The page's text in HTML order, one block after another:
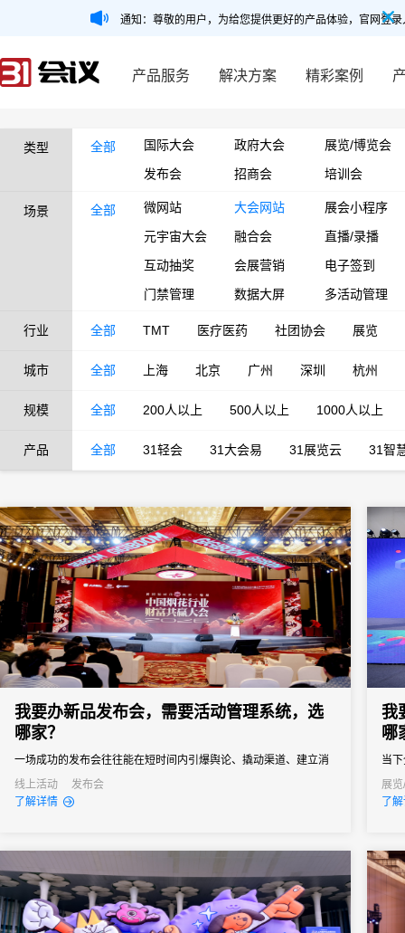
通知：尊敬的用户，为给您提供更好的产品体验，官网登
产品服务 解决方案 精彩案例
类型 全部 国际大会 政府大会
展览/博览会
发布会
招商会 培训会
场景 全部 微网站 大会网站
展会小程序
元宇宙大会
融合会
直播/录播
互动抽奖
会展营销
电子签到
门禁管理
数据大屏 多活动管理
行业 全部 TMT 医疗医药 社团协会 展览
城市 全部 上海 北京 广州 深圳 杭州
规模 全部 200人以上 500人以上 1000人以上
产品 全部 31轻会 31大会易 31展览云 31智
我要办新品发布会，需要活动管理系统，选
哪家？
一场成功的发布会往往能在短时间内引爆舆论、撬动渠道、建立消
费者认知。然而对于主办方来说，新品发布会也是一场“高难度战
役”，稍有不慎就可能影响传播效果。选择一款真正懂新品发布会场
线上活动
发布会
了解详情
我
哪
当
北
办
不统
展
了